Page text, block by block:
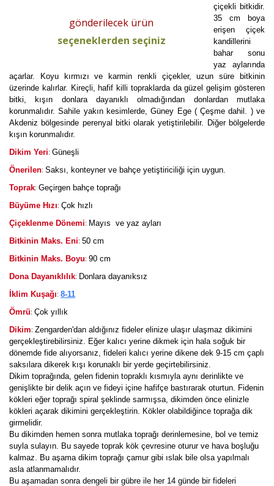
gönderilecek ürün
seçeneklerden seçiniz
çiçekli bitkidir.
35 cm boya
erişen çiçek
kandillerini
bahar sonu
yaz aylarında
açarlar. Koyu kırmızı ve karmin renkli çiçekler, uzun süre bitkinin
üzerinde kalırlar. Kireçli, hafif killi topraklarda da güzel gelişim gösteren
bitki, kışın donlara dayanıklı olmadığından donlardan mutlaka
korunmalıdır. Sahile yakın kesimlerde, Güney Ege ( Çeşme dahil. ) ve
Akdeniz bölgesinde perenyal bitki olarak yetiştirilebilir. Diğer bölgelerde
kışın korunmalıdır.
Dikim Yeri: Güneşli
Önerilen: Saksı, konteyner ve bahçe yetiştiriciliği için uygun.
Toprak: Geçirgen bahçe toprağı
Büyüme Hızı: Çok hızlı
Çiçeklenme Dönemi: Mayıs ve yaz ayları
Bitkinin Maks. Eni: 50 cm
Bitkinin Maks. Boyu: 90 cm
Dona Dayanıklılık: Donlara dayanıksız
İklim Kuşağı: 8-11
Ömrü: Çok yıllık
Dikim: Zengarden'dan aldığınız fideler elinize ulaşır ulaşmaz dikimini
gerçekleştirebilirsiniz. Eğer kalıcı yerine dikmek için hala soğuk bir
dönemde fide alıyorsanız, fideleri kalıcı yerine dikene dek 9-15 cm çaplı
saksılara dikerek kışı korunaklı bir yerde geçirtebilirsiniz.
Dikim toprağında, gelen fidenin topraklı kısmıyla aynı derinlikte ve
genişlikte bir delik açın ve fideyi içine hafifçe bastırarak oturtun. Fidenin
kökleri eğer toprağı spiral şeklinde sarmışsa, dikimden önce elinizle
kökleri açarak dikimini gerçekleştirin. Kökler olabildiğince toprağa dik
girmelidir.
Bu dikimden hemen sonra mutlaka toprağı derinlemesine, bol ve temiz
suyla sulayın. Bu sayede toprak kök çevresine oturur ve hava boşluğu
kalmaz. Bu aşama dikim toprağı çamur gibi ıslak bile olsa yapılmalı
asla atlanmamalıdır.
Bu aşamadan sonra dengeli bir gübre ile her 14 günde bir fideleri